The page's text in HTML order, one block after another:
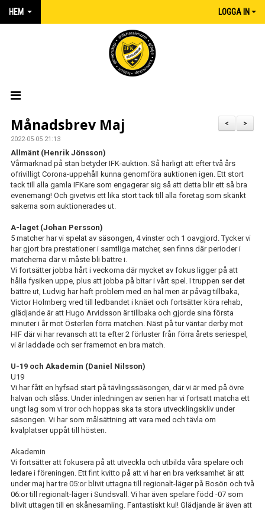
HEM LOGGA IN
HEM
MATCHER
KALENDER
KLUBBSHOP INTERSPORT
IFK GER TILLBAKA
50/50 LOTTERIET
IFK TIPSET 2026
VM-TIPSET 2026
>
<
Månadsbrev Maj
2022-05-05 21:13
Allmänt (Henrik Jönsson)
Vårmarknad på stan betyder IFK-auktion. Så härligt att efter två års
ofrivilligt Corona-uppehåll kunna genomföra auktionen igen. Ett stort
tack till alla gamla IFKare som engagerar sig så att detta blir ett så bra
evenemang! Och givetvis ett lika stort tack till alla företag som skänkt
sakerna som auktionerades ut.
A-laget (Johan Persson)
5 matcher har vi spelat av säsongen, 4 vinster och 1 oavgjord. Tycker vi
har gjort bra prestationer i samtliga matcher, sen finns där perioder i
matcherna där vi måste bli bättre i.
Vi fortsätter jobba hårt i veckorna där mycket av fokus ligger på att
hålla fysiken uppe, plus att jobba på bitar i vårt spel. I truppen ser det
bättre ut, Ludvig har haft problem med en häl men är påväg tillbaka,
Victor Holmberg vred till ledbandet i knäet och fortsätter köra rehab,
glädjande är att Hugo Arvidsson är tillbaka och gjorde sina första
minuter i år mot Österlen förra matchen. Näst på tur väntar derby mot
HIF där vi har revansch att ta efter 2 förluster från förra årets seriespel,
vi är laddade och ser framemot en bra match.
U-19 och Akademin (Daniel Nilsson)
U19
Vi har fått en hyfsad start på tävlingssäsongen, där vi är med på övre
halvan och slåss. Under inledningen av serien har vi fortsatt matcha ett
ungt lag som vi tror och hoppas ska ta stora utvecklingskliv under
säsongen. Vi har som målsättning att vara med och tävla om
kvalplatser uppåt till hösten.
Akademin
Vi fortsätter att fokusera på att utveckla och utbilda våra spelare och
ledare i föreningen. Ett fint kvitto på att vi har en bra verksamhet är att
under maj har tre 05:or blivit uttagna till regionalt-läger på Bosön och två
06:or till regionalt-läger i Sundsvall. Vi har även spelare född -07 som
blivit uttagen till en skånesamling. Fantastiskt kul! Glädjande är även att